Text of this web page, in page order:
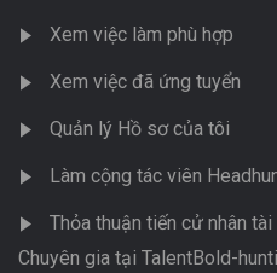
Xem việc làm phù hợp
Xem việc đã ứng tuyển
Quản lý Hồ sơ của tôi
Làm cộng tác viên
Thỏa thuận tiến cử nhân
Chuyên gia tại TalentBold-